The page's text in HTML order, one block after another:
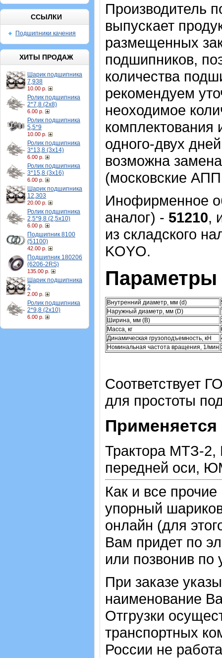
ССЫЛКИ
Подшипники качения
ХИТЫ ПРОДАЖ
Шарик подшипника
7,938
10.00 р.
Ролик подшипника
2*7,8 (2х8)
6.00 р.
Ролик подшипника
5,5*9
10.00 р.
Ролик подшипника
3*13,8 (3х14)
6.00 р.
Ролик подшипника
3*15,8 (3х16)
6.00 р.
Шарик подшипника
12,303
20.00 р.
Ролик подшипника
2,5*9,8 (2,5х10)
6.00 р.
Подшипник 8100
(51100)
42.00 р.
Подшипник 180206
(6206-2RS)
135.00 р.
Шарик подшипника
2
2.00 р.
Ролик подшипника
2*9,8 (2х10)
6.00 р.
Производитель
выпускает
размещенных
подшипников,
количества
рекомендуем
неоходимое
комплектования
одного-двух
возможна
(московские
Инофирменное
аналог) - 51210,
из складского
KOYO.
Параметры
Внутренний диаметр, мм (d)
Наружный диаметр, мм (D)
Ширина, мм (B)
Масса, кг
Динамическая грузоподъемность, кН
Номинальная частота вращения, 1/мин
Соответствует
для простоты
Трактора МТЗ-
передней оси,
Как и все
упорный
онлайн (для
Вам придет по
или позвонив
При заказе
наименование
Отгрузки
транспортных
России не